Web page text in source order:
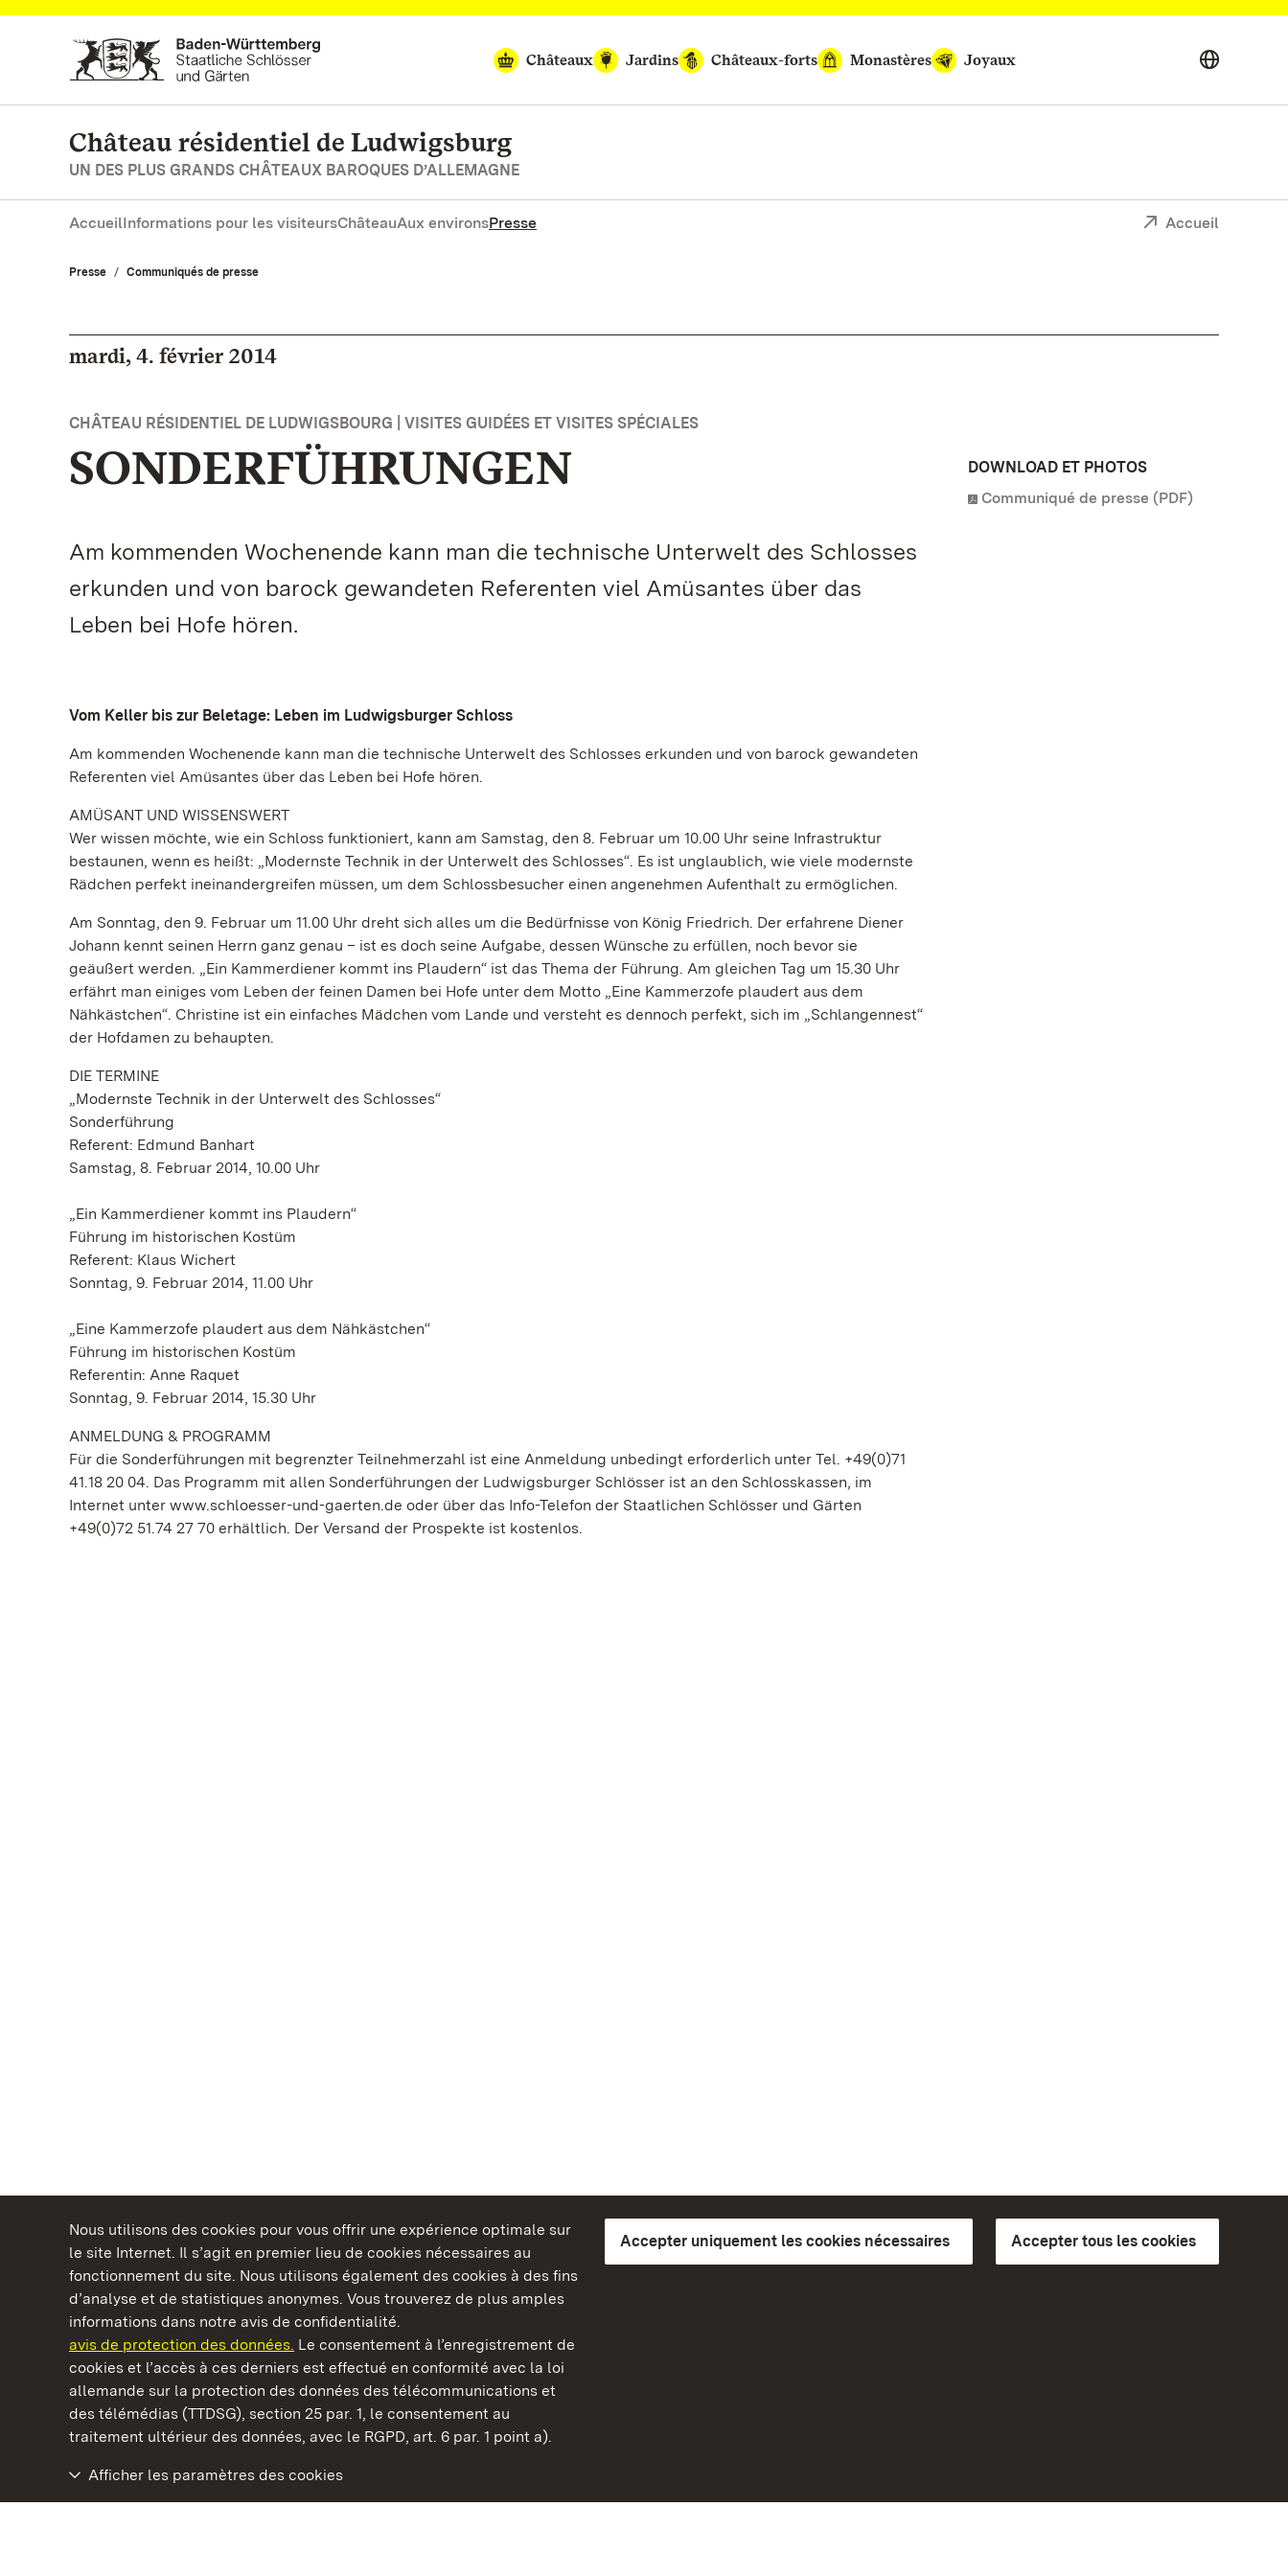
Nous utilisons des cookies pour vous offrir une expérience optimale sur
le site Internet. Il s’agit en premier lieu de cookies nécessaires au
fonctionnement du site. Nous utilisons également des cookies à des fins
d’analyse et de statistiques anonymes. Vous trouverez de plus amples
informations dans notre avis de confidentialité.
avis de protection des données. Le consentement à l’enregistrement de
cookies et l’accès à ces derniers est effectué en conformité avec la loi
allemande sur la protection des données des télécommunications et
des télémédias (TTDSG), section 25 par. 1, le consentement au
traitement ultérieur des données, avec le RGPD, art. 6 par. 1 point a).
Accepter uniquement les cookies nécessaires Accepter tous les cookies
Afficher les paramètres des cookies
Vers la page d’accueil
Châteaux
Jardins Châteaux-forts Monastères Joyaux
Château résidentiel de Ludwigsburg
UN DES PLUS GRANDS CHÂTEAUX BAROQUES D’ALLEMAGNE
AccueilInformations pour les visiteursChâteauAux environsPresse Accueil
Presse Communiqués de presse
mardi, 4. février 2014
CHÂTEAU RÉSIDENTIEL DE LUDWIGSBOURG | VISITES GUIDÉES ET VISITES SPÉCIALES
SONDERFÜHRUNGEN
Am kommenden Wochenende kann man die technische Unterwelt des Schlosses
erkunden und von barock gewandeten Referenten viel Amüsantes über das
Leben bei Hofe hören.
Vom Keller bis zur Beletage: Leben im Ludwigsburger Schloss
Am kommenden Wochenende kann man die technische Unterwelt des Schlosses erkunden und von barock gewandeten
Referenten viel Amüsantes über das Leben bei Hofe hören.
AMÜSANT UND WISSENSWERT
Wer wissen möchte, wie ein Schloss funktioniert, kann am Samstag, den 8. Februar um 10.00 Uhr seine Infrastruktur
bestaunen, wenn es heißt: „Modernste Technik in der Unterwelt des Schlosses“. Es ist unglaublich, wie viele modernste
Rädchen perfekt ineinandergreifen müssen, um dem Schlossbesucher einen angenehmen Aufenthalt zu ermöglichen.
Am Sonntag, den 9. Februar um 11.00 Uhr dreht sich alles um die Bedürfnisse von König Friedrich. Der erfahrene Diener
Johann kennt seinen Herrn ganz genau – ist es doch seine Aufgabe, dessen Wünsche zu erfüllen, noch bevor sie
geäußert werden. „Ein Kammerdiener kommt ins Plaudern“ ist das Thema der Führung. Am gleichen Tag um 15.30 Uhr
erfährt man einiges vom Leben der feinen Damen bei Hofe unter dem Motto „Eine Kammerzofe plaudert aus dem
Nähkästchen“. Christine ist ein einfaches Mädchen vom Lande und versteht es dennoch perfekt, sich im „Schlangennest“
der Hofdamen zu behaupten.
DIE TERMINE
„Modernste Technik in der Unterwelt des Schlosses“
Sonderführung
Referent: Edmund Banhart
Samstag, 8. Februar 2014, 10.00 Uhr
„Ein Kammerdiener kommt ins Plaudern“
Führung im historischen Kostüm
Referent: Klaus Wichert
Sonntag, 9. Februar 2014, 11.00 Uhr
„Eine Kammerzofe plaudert aus dem Nähkästchen“
Führung im historischen Kostüm
Referentin: Anne Raquet
Sonntag, 9. Februar 2014, 15.30 Uhr
ANMELDUNG & PROGRAMM
Für die Sonderführungen mit begrenzter Teilnehmerzahl ist eine Anmeldung unbedingt erforderlich unter Tel. +49(0)71
41.18 20 04. Das Programm mit allen Sonderführungen der Ludwigsburger Schlösser ist an den Schlosskassen, im
Internet unter www.schloesser-und-gaerten.de oder über das Info-Telefon der Staatlichen Schlösser und Gärten
+49(0)72 51.74 27 70 erhältlich. Der Versand der Prospekte ist kostenlos.
DOWNLOAD ET PHOTOS
Communiqué de presse (PDF)
Châteaux et jardins publics du Bade-Wurtemberg
Château résidentiel de Ludwigsburg
Explications sur l’accessibilité